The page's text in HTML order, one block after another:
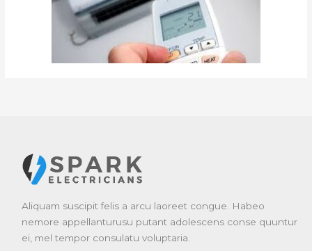
Aliquam suscipit felis a arcu laoreet congue. Habeo
nemore appellanturusu putant adolescens conse quuntur
ei, mel tempor consulatu voluptaria.